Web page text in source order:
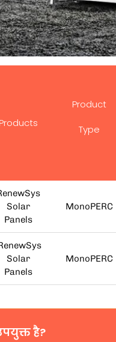
Products
Product
Type
Solar
Panels
MonoPERC
Solar
Panels
MonoPERC
है?